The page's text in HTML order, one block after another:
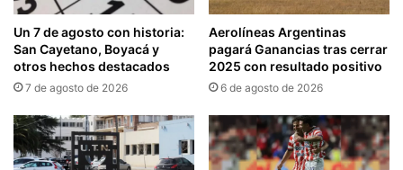
Un 7 de agosto con historia:
San Cayetano, Boyacá y
otros hechos destacados
7 de agosto de 2026
Aerolíneas Argentinas
pagará Ganancias tras cerrar
2025 con resultado positivo
6 de agosto de 2026